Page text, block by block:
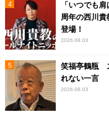
「いつでも
周年の西川
登場！
2026.08.03
笑福亭鶴瓶
れない一言
2026.08.03